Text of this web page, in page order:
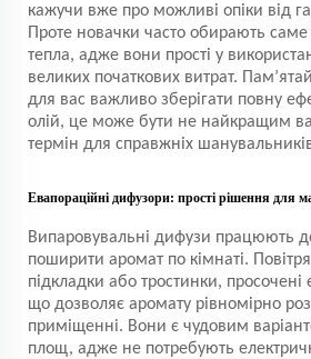
кажучи вже про можливі опіки від
Проте новачки часто обирають
тепла, адже вони прості у
великих початкових витрат.
для вас важливо зберігати повну
олій, це може бути не найкращим
термін для справжніх
Евапораційні дифузори: прості рішення для
Випаровувальні дифузи працюють
поширити аромат по кімнаті.
підкладки або тростинки,
що дозволяє аромату рівномірно
приміщенні. Вони є чудовим
площ, адже не потребують